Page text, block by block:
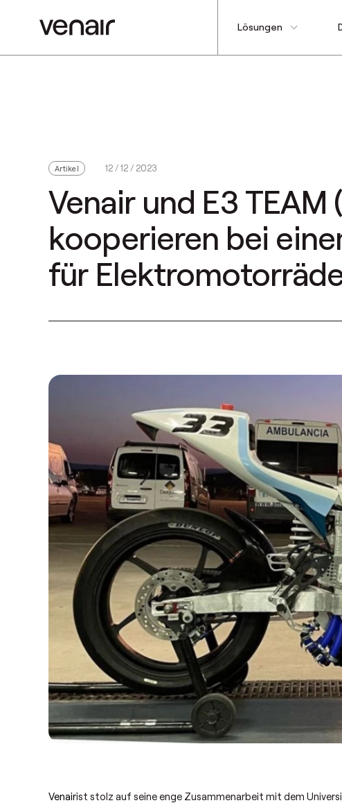
Lösungen
Artikel 12 / 12 / 2023
Venair und E3 TEAM
kooperieren bei
für
Venairist stolz auf seine enge Zusammenarbeit mit dem